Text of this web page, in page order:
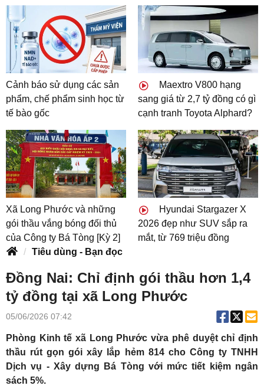
Cảnh báo sử dụng các sản
phẩm, chế phẩm sinh học từ
tế bào gốc
Maextro V800 hạng
sang giá từ 2,7 tỷ đồng có gì
cạnh tranh Toyota Alphard?
Xã Long Phước và những
gói thầu vắng bóng đối thủ
của Công ty Bá Tòng [Kỳ 2]
Hyundai Stargazer X
2026 đẹp như SUV sắp ra
mắt, từ 769 triệu đồng
Tiêu dùng - Bạn đọc
Đồng Nai: Chỉ định gói thầu hơn 1,4
tỷ đồng tại xã Long Phước
05/06/2026 07:42
Phòng Kinh tế xã Long Phước vừa phê duyệt chỉ định
thầu rút gọn gói xây lắp hẻm 814 cho Công ty TNHH
Dịch vụ - Xây dựng Bá Tòng với mức tiết kiệm ngân
sách 5%.